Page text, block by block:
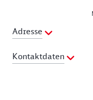
Ergänzungsbauten
Einen barocken
Fenstergestaltung
Jahrhundert.
Im 20. Jahrhundert
verwaltenden und
Adresse
Kontaktdaten